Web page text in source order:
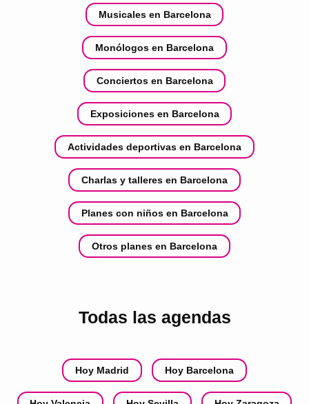
Musicales en Barcelona
Monólogos en Barcelona
Conciertos en Barcelona
Exposiciones en Barcelona
Actividades deportivas en Barcelona
Charlas y talleres en Barcelona
Planes con niños en Barcelona
Otros planes en Barcelona
Todas las agendas
Hoy Madrid Hoy Barcelona